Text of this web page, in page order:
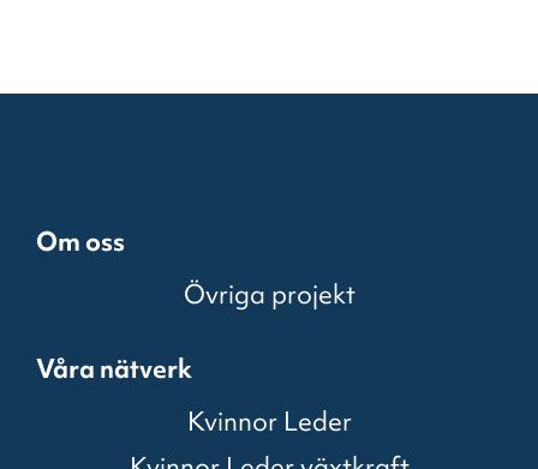
Om oss
Övriga projekt
Våra nätverk
Kvinnor Leder